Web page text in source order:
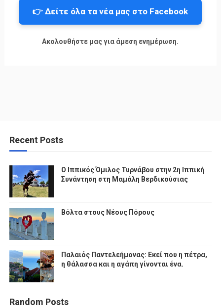
👉 Δείτε όλα τα νέα μας στο Facebook
Ακολουθήστε μας για άμεση ενημέρωση.
Recent Posts
Ο Ιππικός Όμιλος Τυρνάβου στην 2η Ιππική
Συνάντηση στη Μαμάλη Βερδικούσιας
Βόλτα στους Νέους Πόρους
Παλαιός Παντελεήμονας: Εκεί που η πέτρα,
η θάλασσα και η αγάπη γίνονται ένα.
Random Posts